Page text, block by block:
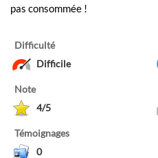
pas consommée !
Difficulté
Difficile
Note
4/5
Témoignages
0